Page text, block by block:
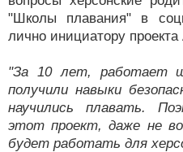
"Школы плавания" в
лично инициатору
"За 10 лет, работает
получили навыки
научились плавать.
этот проект, даже не
будет работать для